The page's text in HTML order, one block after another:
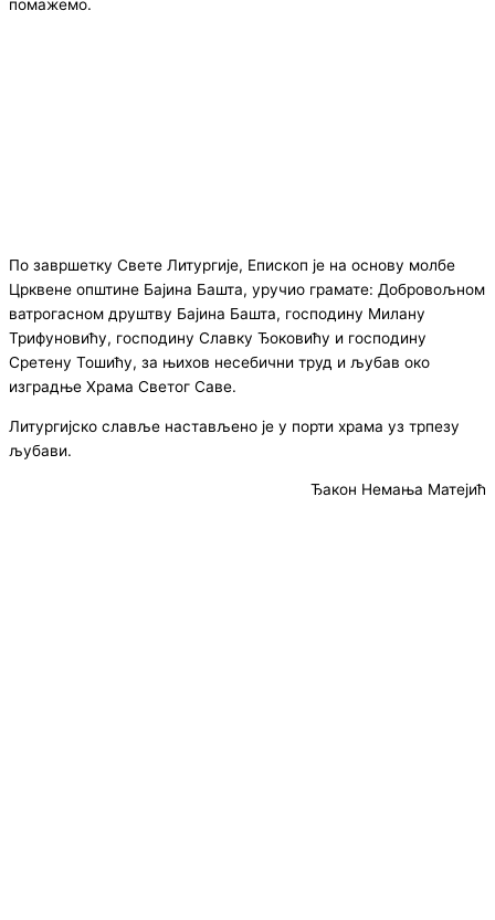
помажемо.
По завршетку Свете Литургије, Епископ је на основу молбе
Црквене општине Бајина Башта, уручио грамате: Добровољном
ватрогасном друштву Бајина Башта, господину Милану
Трифуновићу, господину Славку Ђоковићу и господину
Сретену Тошићу, за њихов несебични труд и љубав око
изградње Храма Светог Саве.
Литургијско славље настављено је у порти храма уз трпезу
љубави.
Ђакон Немања Матејић